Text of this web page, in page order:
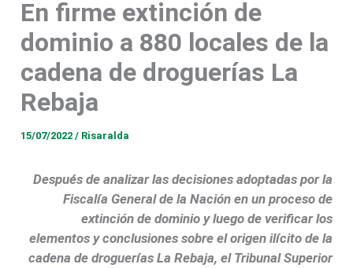
woman, entering,
En firme extinción de
dominio a 880 locales de la
cadena de droguerías La
Rebaja
15/07/2022/ Risaralda
Después de analizar las decisiones adoptadas por la
Fiscalía General de la Nación en un proceso de
extinción de dominio y luego de verificar los
elementos y conclusiones sobre el origen ilícito de la
cadena de droguerías La Rebaja, el Tribunal Superior